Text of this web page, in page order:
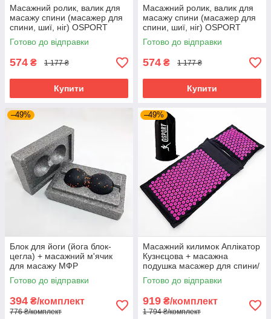
Масажний ролик, валик для
масажу спини (масажер для
спини, шиї, ніг) OSPORT
33*14см + чохол (MS 2520)
Чорний
Готово до відправки
574 ₴ 1 177 ₴
Купити
Масажний ролик, валик для
масажу спини (масажер для
спини, шиї, ніг) OSPORT
33*14см + чохол (MS 2520)
Готово до відправки
574 ₴ 1 177 ₴
Купити
–49%
Блок для йоги (йога блок-
цегла) + масажний м'ячик
для масажу МФР
міофасціального релізу
OSPORT (MS 2231)
Готово до відправки
394 ₴/комплект
776 ₴/комплект
–49%
Масажний килимок Аплікатор
Кузнєцова + масажна
подушка масажер для спини/
шиї/голови OSPORT Pro (apl-
777) Чорно-рожевий
Готово до відправки
919 ₴/комплект
1 794 ₴/комплект